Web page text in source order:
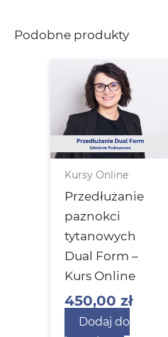
Podobne produkty
Kursy Online
Przedłużanie
paznokci
tytanowych
Dual Form –
Kurs Online
450,00zł
Dodaj do